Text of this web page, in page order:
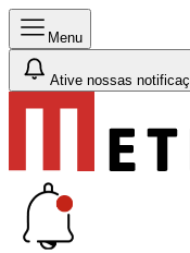
Menu
Ative nossas